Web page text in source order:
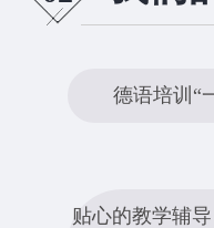
德语培训“
贴心的教学辅